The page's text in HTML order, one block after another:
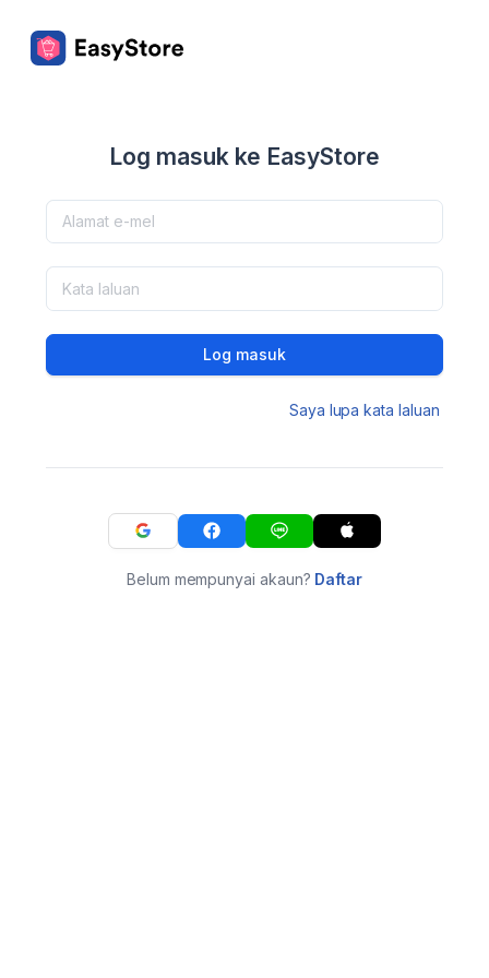
Log masuk ke EasyStore
Log masuk
Saya lupa kata laluan
Belum mempunyai akaun? Daftar